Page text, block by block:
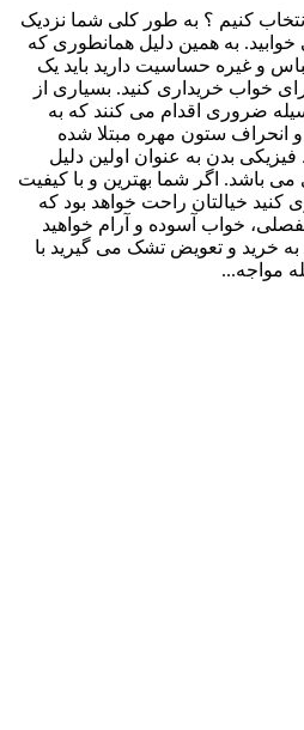
کنیم ؟ به طور کلی شما نزدیک
به همین دلیل همانطوری که
و غیره حساسیت دارید باید یک
خواب خریداری کنید. بسیاری از
ضروری اقدام می ‌کنند که به
انحراف ستون مهره مبتلا شده
فیزیکی بدن به عنوان اولین دلیل
‌باشد. اگر شما بهترین و با کیفیت
کنید خیالتان راحت خواهد بود که
خواب آسوده و آرام خواهید
خرید و تعویض تشک می گیرید با
مواجه...